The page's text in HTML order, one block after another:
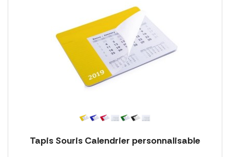
Tapis Souris Calendrier personnalisable